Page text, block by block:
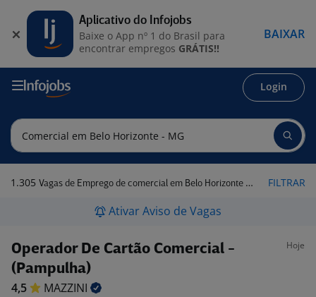
Login
1.305 Vagas de Emprego de comercial em Belo Horizonte - MG FILTRAR
Ativar Aviso de Vagas
Operador De Cartão Comercial -
(Pampulha)
Hoje
4,5
MAZZINI
Aplicativo do Infojobs
Baixe o App nº 1 do Brasil para
encontrar empregos GRÁTIS!!
BAIXAR